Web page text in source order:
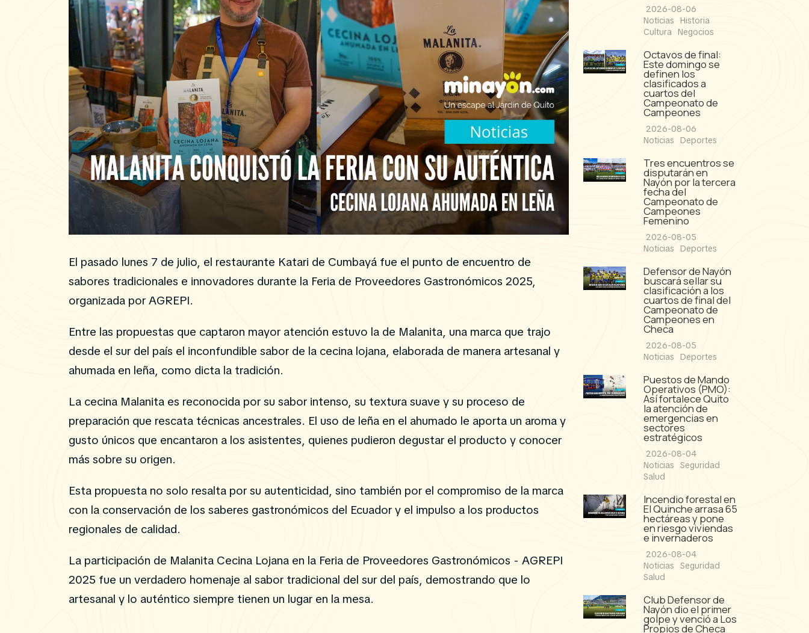
El pasado lunes 7 de julio, el restaurante Katari de Cumbayá fue el punto de encuentro de
sabores tradicionales e innovadores durante la Feria de Proveedores Gastronómicos 2025,
organizada por AGREPI.
Entre las propuestas que captaron mayor atención estuvo la de Malanita, una marca que trajo
desde el sur del país el inconfundible sabor de la cecina lojana, elaborada de manera artesanal y
ahumada en leña, como dicta la tradición.
La cecina Malanita es reconocida por su sabor intenso, su textura suave y su proceso de
preparación que rescata técnicas ancestrales. El uso de leña en el ahumado le aporta un aroma y
gusto únicos que encantaron a los asistentes, quienes pudieron degustar el producto y conocer
más sobre su origen.
Esta propuesta no solo resalta por su autenticidad, sino también por el compromiso de la marca
con la conservación de los saberes gastronómicos del Ecuador y el impulso a los productos
regionales de calidad.
La participación de Malanita Cecina Lojana en la Feria de Proveedores Gastronómicos - AGREPI
2025 fue un verdadero homenaje al sabor tradicional del sur del país, demostrando que lo
artesanal y lo auténtico siempre tienen un lugar en la mesa.
2026-08-06
Noticias
Historia
Cultura
Negocios
Octavos de final:
Este domingo se
definen los
clasificados a
cuartos del
Campeonato de
Campeones
2026-08-06
Noticias
Deportes
Tres encuentros se
disputarán en
Nayón por la tercera
fecha del
Campeonato de
Campeones
Femenino
2026-08-05
Noticias
Deportes
Defensor de Nayón
buscará sellar su
clasificación a los
cuartos de final del
Campeonato de
Campeones en
Checa
2026-08-05
Noticias
Deportes
Puestos de Mando
Operativos (PMO):
Así fortalece Quito
la atención de
emergencias en
sectores
estratégicos
2026-08-04
Noticias
Seguridad
Salud
Incendio forestal en
El Quinche arrasa 65
hectáreas y pone
en riesgo viviendas
e invernaderos
2026-08-04
Noticias
Seguridad
Salud
Club Defensor de
Nayón dio el primer
golpe y venció a Los
Propios de Checa